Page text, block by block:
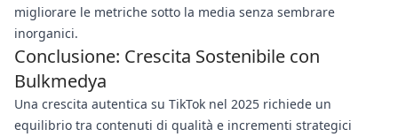
migliorare le metriche sotto la media senza sembrare
inorganici.
Conclusione: Crescita Sostenibile con
Bulkmedya
Una crescita autentica su TikTok nel 2025 richiede un
equilibrio tra contenuti di qualità e incrementi strategici